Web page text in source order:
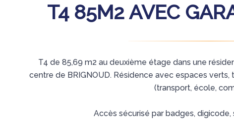
T4 85M2 AVEC
T4 de 85,69 m2 au deuxième étage dans une
centre de BRIGNOUD. Résidence avec espaces
(transport, école,
Accès sécurisé par badges, digicode,